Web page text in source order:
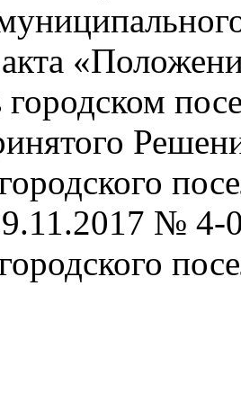
городском
№